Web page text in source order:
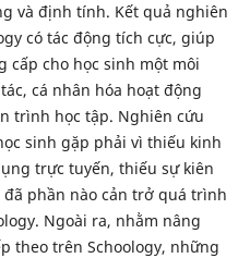
và định tính. Kết quả nghiên
có tác động tích cực, giúp
cấp cho học sinh một môi
cá nhân hóa hoạt động
trình học tập. Nghiên cứu
sinh gặp phải vì thiếu kinh
trực tuyến, thiếu sự kiên
phần nào cản trở quá trình
Ngoài ra, nhằm nâng
theo trên Schoology, những